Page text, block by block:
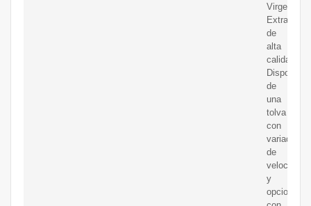
Virgen
Extra
de
alta
calidad.
Dispone
de
una
tolva
con
variador
de
velocidad,
y